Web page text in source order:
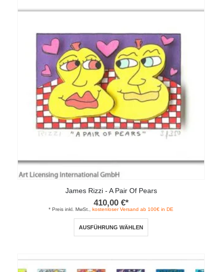
Optionen
können
auf
der
Produktseite
gewählt
werden
James Rizzi - A Pair Of Pears
410,00 €*
* Preis inkl. MwSt., kostenloser Versand ab 100€ in DE
AUSFÜHRUNG WÄHLEN